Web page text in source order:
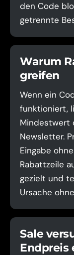
den Code
getrennte
Warum
greifen
Wenn ein
funktioniert,
Mindestwert
Newsletter.
Eingabe
Rabattzeile
gezielt und
Ursache
Sale
Endpreis